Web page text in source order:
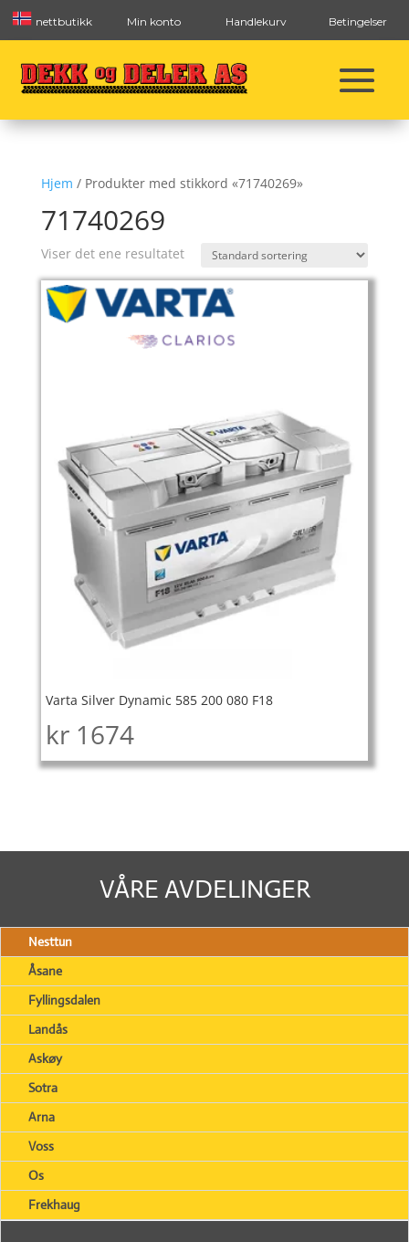
nettbutikk Min konto Handlekurv Betingelser
Hjem / Produkter med stikkord «71740269»
71740269
Viser det ene resultatet
Varta Silver Dynamic 585 200 080 F18
kr 1674
VÅRE AVDELINGER
Nesttun
Åsane
Fyllingsdalen
Landås
Askøy
Sotra
Arna
Voss
Os
Frekhaug